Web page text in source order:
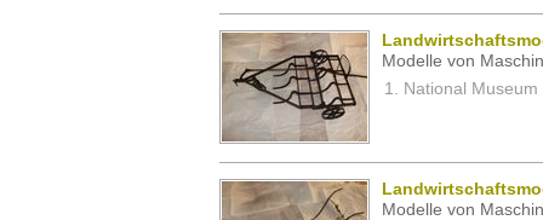
Modelle von
National Museum
Modelle von